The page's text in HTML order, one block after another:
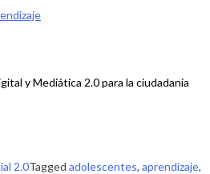
y Mediática 2.0para la ciudadanía
2.0Tagged adolescentes, aprendizaje,